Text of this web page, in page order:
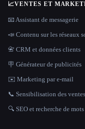
📈VENTES ET
📧 Assistant de messagerie
📣 Contenu sur les réseaux
📇 CRM et données clients
🪧 Générateur de publicités
✉️ Marketing par e-mail
📞 Sensibilisation des
🔍 SEO et recherche de